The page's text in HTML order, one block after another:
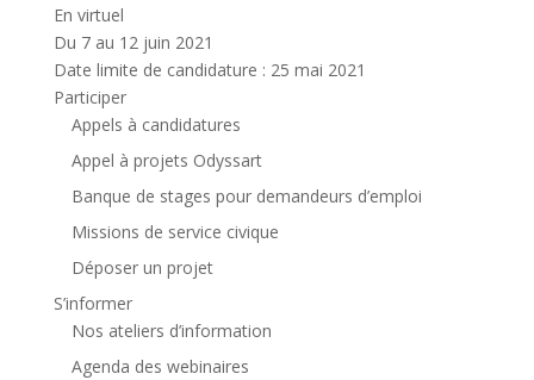
En virtuel
Du 7 au 12 juin 2021
Date limite de candidature : 25 mai 2021
Participer
Appels à candidatures
Appel à projets Odyssart
Banque de stages pour demandeurs d’emploi
Missions de service civique
Déposer un projet
S’informer
Nos ateliers d’information
Agenda des webinaires